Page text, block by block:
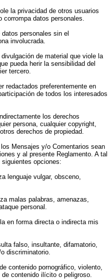
la privacidad de otros usuarios
corrompa datos personales.
personales sin el
involucrada.
de material que viole la
pueda herir la sensibilidad del
tercero.
redactados preferentemente en
de todos los interesados
los derechos
persona, cualquier copyright,
derechos de propiedad.
Mensajes y/o Comentarios sean
y al presente Reglamento. A tal
opciones:
lenguaje vulgar, obsceno,
malas palabras, amenazas,
personal.
en forma directa o indirecta mis
falso, insultante, difamatorio,
discriminatorio.
contenido pornográfico, violento,
contenido ilícito o peligroso.